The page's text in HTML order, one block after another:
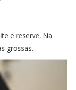
e reserve. Na
grossas.